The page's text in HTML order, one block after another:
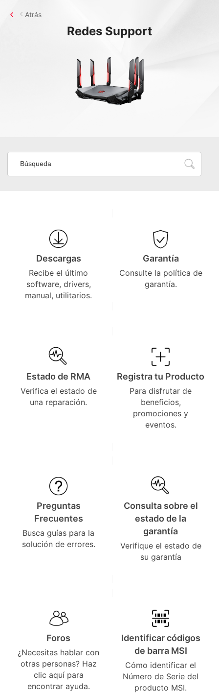
Redes Support
Atrás
Descargas
Recibe el último
software, drivers,
manual, utilitarios.
Garantía
Consulte la política de
garantía.
Estado de RMA
Verifica el estado de
una reparación.
Registra tu Producto
Para disfrutar de
beneficios,
promociones y
eventos.
Preguntas
Frecuentes
Busca guías para la
solución de errores.
Consulta sobre el
estado de la
garantía
Verifique el estado de
su garantía
Foros
¿Necesitas hablar con
otras personas? Haz
clic aquí para
encontrar ayuda.
Identificar códigos
de barra MSI
Cómo identificar el
Número de Serie del
producto MSI.